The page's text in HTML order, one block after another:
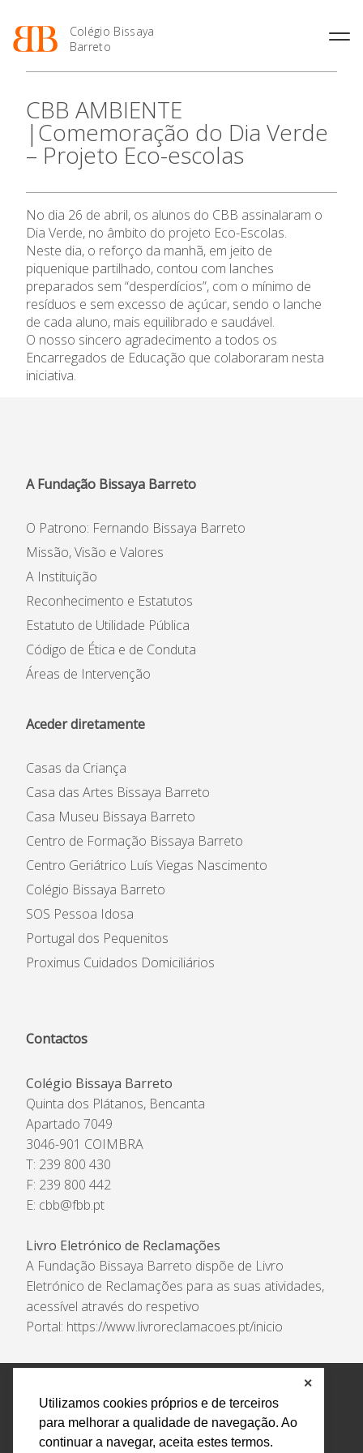
Utilizamos cookies próprios e de terceiros
para melhorar a qualidade de navegação. Ao
continuar a navegar, aceita estes termos.
✕
Colégio Bissaya
Barreto
O Colégio
Projeto Educativo
Organização
Colaboradores Docentes
Instalações
Ofertas de emprego
Regulamentos
Jornal “O Coreto”
Privacidade
Oferta Formativa
Enriquecimento Curricular
Oferta Curricular
Atividades Extracurriculares
Atividades de Interrupção
Letiva
Academia de LínguasEnsino Profissional
Profissionais
Matrículas
Horários e Manuais
Termalismo
Curso de Técnico/a de Apoio
à Família e à Comunidade
Ofertas de Emprego
Ano Letivo
2027
Calendários
Portal do Professor
de Educação
SIGE
Secretariado de Exames
Admissão
CBB AMBIENTE
|Comemoração do Dia Verde
– Projeto Eco-escolas
No dia 26 de abril, os alunos do CBB assinalaram o
Dia Verde, no âmbito do projeto Eco-Escolas.
Neste dia, o reforço da manhã, em jeito de
piquenique partilhado, contou com lanches
preparados sem “desperdícios”, com o mínimo de
resíduos e sem excesso de açúcar, sendo o lanche
de cada aluno, mais equilibrado e saudável.
O nosso sincero agradecimento a todos os
Encarregados de Educação que colaboraram nesta
iniciativa.
A Fundação Bissaya Barreto
O Patrono: Fernando Bissaya Barreto
Missão, Visão e Valores
A Instituição
Reconhecimento e Estatutos
Estatuto de Utilidade Pública
Código de Ética e de Conduta
Áreas de Intervenção
Aceder diretamente
Casas da Criança
Casa das Artes Bissaya Barreto
Casa Museu Bissaya Barreto
Centro de Formação Bissaya Barreto
Centro Geriátrico Luís Viegas Nascimento
Colégio Bissaya Barreto
SOS Pessoa Idosa
Portugal dos Pequenitos
Proximus Cuidados Domiciliários
Contactos
Colégio Bissaya Barreto
Quinta dos Plátanos, Bencanta
Apartado 7049
3046-901 COIMBRA
T: 239 800 430
F: 239 800 442
E: cbb@fbb.pt
Livro Eletrónico de Reclamações
A Fundação Bissaya Barreto dispõe de Livro
Eletrónico de Reclamações para as suas atividades,
acessível através do respetivo
Portal: https://www.livroreclamacoes.pt/inicio
Política de Privacidade e Tratamento de Dados
Encarregado de Proteção de Dados
Livro Eletrónico
de Reclamações
Canal de Denúncias